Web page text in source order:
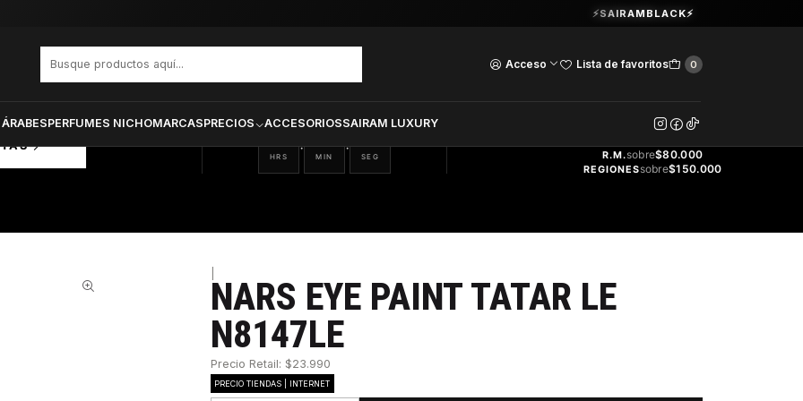
Acceso Lista de favoritos 0
PERFUMES NICHOMARCASPRECIOS ACCESORIOSSAIRAM LUXURY
Guardia Vieja 202. Oficina 102.Ver Horarios
⚡SAIRAMBLACK⚡
13
HRS
: 51
MIN
: 55
SEG
GRATIS
R.M.sobre$80.000
REGIONESsobre$150.000
NARS EYE PAINT TATAR LE
N8147LE
Precio Retail: $23.990
PRECIO TIENDAS | INTERNET